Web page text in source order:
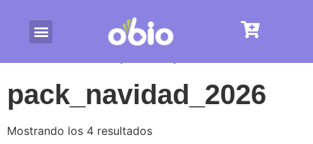
pack_navidad_2026
Mostrando los 4 resultados